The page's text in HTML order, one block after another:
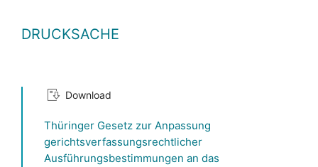
DRUCKSACHE
Download
Thüringer Gesetz zur Anpassung
gerichtsverfassungsrechtlicher
Ausführungsbestimmungen an das